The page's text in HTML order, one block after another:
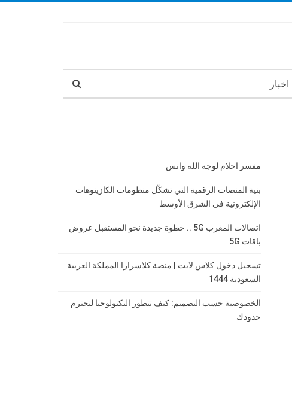
اخبار
مفسر احلام لوجه الله واتس
بنية المنصات الرقمية التي تشكّل منظومات الكازينوهات
الإلكترونية في الشرق الأوسط
اتصالات المغرب 5G .. خطوة جديدة نحو المستقبل عروض
باقات 5G
تسجيل دخول كلاس لايت | منصة كلاسرارا المملكة العربية
السعودية 1444
الخصوصية حسب التصميم: كيف تتطور التكنولوجيا لتحترم
حدودك